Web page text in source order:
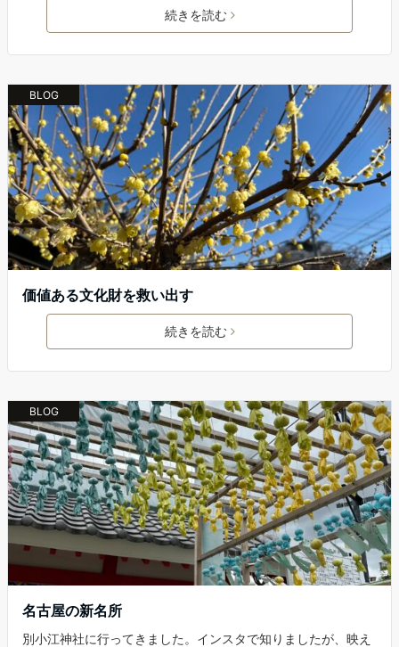
続きを読む
BLOG
価値ある文化財を救い出す
続きを読む
BLOG
名古屋の新名所
別小江神社に行ってきました。インスタで知りましたが、映え